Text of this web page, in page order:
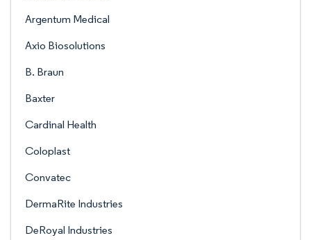
Argentum Medical
Axio Biosolutions
B. Braun
Baxter
Cardinal Health
Coloplast
Convatec
DermaRite Industries
DeRoyal Industries